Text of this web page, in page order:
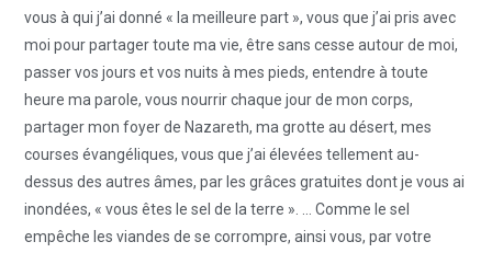
vous à qui j’ai donné « la meilleure part », vous que j’ai pris avec
moi pour partager toute ma vie, être sans cesse autour de moi,
passer vos jours et vos nuits à mes pieds, entendre à toute
heure ma parole, vous nourrir chaque jour de mon corps,
partager mon foyer de Nazareth, ma grotte au désert, mes
courses évangéliques, vous que j’ai élevées tellement au-
dessus des autres âmes, par les grâces gratuites dont je vous ai
inondées, « vous êtes le sel de la terre ». … Comme le sel
empêche les viandes de se corrompre, ainsi vous, par votre